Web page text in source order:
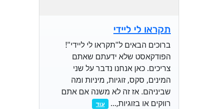
תקראו לי ליידי
ברוכים הבאים ל"תקראו לי ליידי"!
הפודקאסט שלא ידעתם שאתם
צריכים. כאן אנחנו נדבר על שני
המינים, סקס, זוגיות, מיניות ומה
שביניהם. אז זה לא משנה אם אתם
רווקים או בזוגיות,...
עוד